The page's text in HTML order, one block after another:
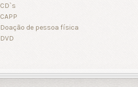
CD`s
CAPP
Doação de pessoa física
DVD